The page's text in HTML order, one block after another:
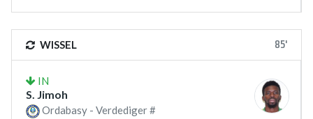
WISSEL 85'
IN
S. Jimoh
Ordabasy - Verdediger #